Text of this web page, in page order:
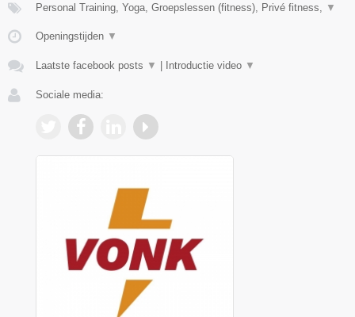
Personal Training, Yoga, Groepslessen (fitness), Privé fitness, ▼
Openingstijden ▼
Laatste facebook posts ▼ | Introductie video ▼
Sociale media: